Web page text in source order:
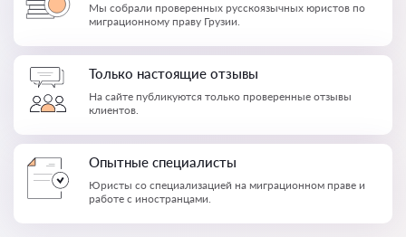
Мы собрали проверенных русскоязычных юристов по
миграционному праву Грузии.
Только настоящие отзывы
На сайте публикуются только проверенные отзывы
клиентов.
Опытные специалисты
Юристы со специализацией на миграционном праве и
работе с иностранцами.